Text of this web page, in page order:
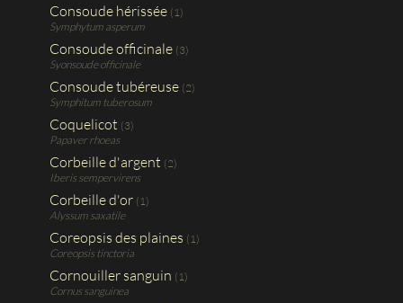
Consoude hérissée (1)
Symphytum asperum
Consoude officinale (3)
Syonsoude officinale
Consoude tubéreuse (2)
Symphitum tuberosum
Coquelicot (3)
Papaver rhoeas
Corbeille d'argent (2)
Iberis sempervirens
Corbeille d'or (1)
Alyssum saxatile
Coreopsis des plaines (1)
Coreopsis tinctoria
Cornouiller sanguin (1)
Cornus sanguinea